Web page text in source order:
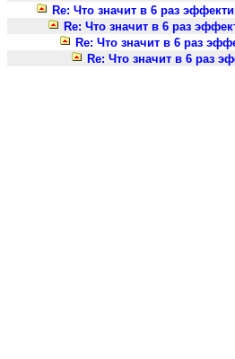
Re: Что значит в 6 раз
Re: Что значит в 6 раз
Re: Что значит в 6 раз
Re: Что значит в 6 раз